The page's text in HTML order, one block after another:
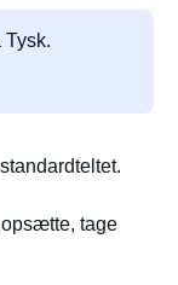
Tysk.
opsætte, tage